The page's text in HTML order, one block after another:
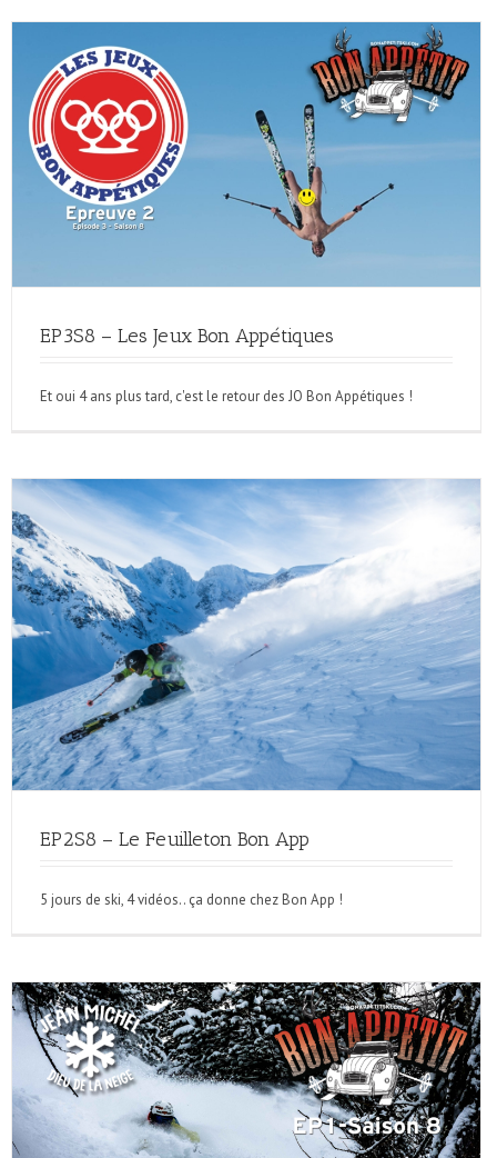
EP3S8 – Les Jeux Bon Appétiques
Et oui 4 ans plus tard, c'est le retour des JO Bon Appétiques !
EP2S8 – Le Feuilleton Bon App
5 jours de ski, 4 vidéos.. ça donne chez Bon App !